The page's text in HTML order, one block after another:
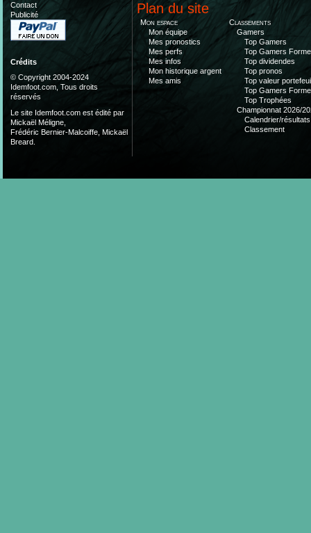
Contact
Publicité
Crédits
© Copyright 2004-2024
Idemfoot.com, Tous droits
réservés
Le site Idemfoot.com est édité par
Mickaël Méligne,
Frédéric Bernier-Malcoiffe, Mickaël
Breard.
Plan du site
Mon espace
Mon équipe
Mes pronostics
Mes perfs
Mes infos
Mon historique argent
Mes amis
Classements
Gamers
Top Gamers
Top Gamers Forme
Top dividendes
Top pronos
Top valeur
Top Gamers Forme
Top Trophées
Championnat 2026/
Calendrier/résultats
Classement